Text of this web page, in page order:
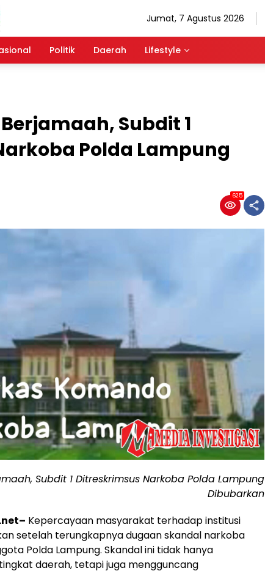
Jumat, 7 Agustus 2026
Politik Daerah Lifestyle
Subdit 1
Polda Lampung
625
Subdit 1 Ditreskrimsus Narkoba Polda Lampung
Dibubarkan
Kepercayaan masyarakat terhadap institusi
setelah terungkapnya dugaan skandal narkoba
Polda Lampung. Skandal ini tidak hanya
daerah, tetapi juga mengguncang